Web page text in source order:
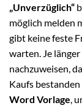
„Unverzüglich“
möglich melden
gibt keine feste
warten. Je
nachzuweisen,
Kaufs
Word Vorlage,